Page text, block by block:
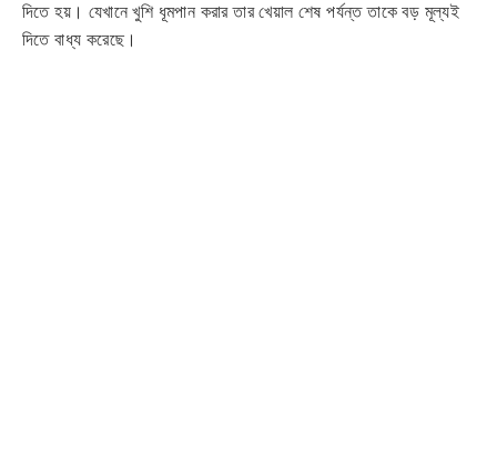
দিতে হয়। যেখানে খুশি ধূমপান করার তার খেয়াল শেষ পর্যন্ত তাকে বড় মূল্যই
দিতে বাধ্য করেছে।